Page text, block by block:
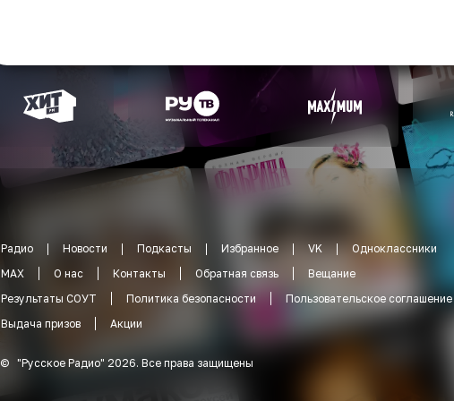
Радио Новости Подкасты Избранное VK
Одноклассники
MAX
О нас Контакты Обратная связь
Вещание
Результаты СОУТ
Политика безопасности
Пользовательское соглашение
Выдача призов
Акции
© "Русское Радио" 2026. Все права защищены